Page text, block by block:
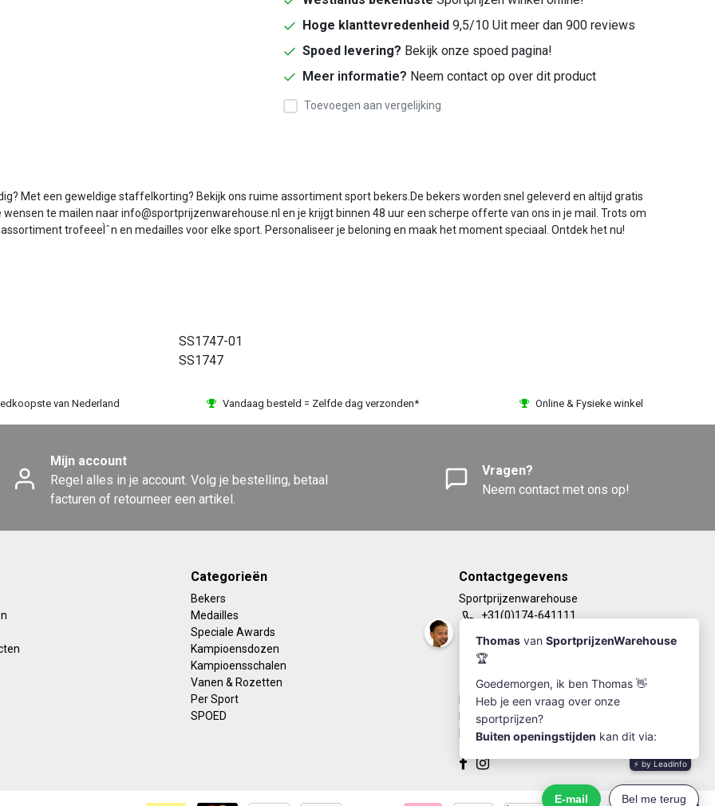
Hoge klanttevredenheid 9,5/10 Uit meer dan 900 reviews
Spoed levering? Bekijk onze spoed pagina!
Meer informatie? Neem contact op over dit product
Toevoegen aan vergelijking
Met een geweldige staffelkorting? Bekijk ons ruime assortiment sport bekers.De bekers worden snel geleverd en altijd gratis
te mailen naar info@sportprijzenwarehouse.nl en je krijgt binnen 48 uur een scherpe offerte van ons in je mail. Trots om
trofeeeÌˆn en medailles voor elke sport. Personaliseer je beloning en maak het moment speciaal. Ontdek het nu!
SS1747-01
SS1747
van Nederland Vandaag besteld = Zelfde dag verzonden* Online & Fysieke winkel
Mijn account
Regel alles in je account. Volg je bestelling, betaal
facturen of retourneer een artikel.
Vragen?
Neem contact met ons op!
Categorieën
Bekers
Medailles
Speciale Awards
Kampioensdozen
Kampioensschalen
Vanen & Rozetten
Per Sport
SPOED
Contactgegevens
Sportprijzenwarehouse
+31(0)174-641111
info@sportprijzenwarehouse.nl
Kleine Woerdlaan 19
KvK Number: 63249286
BTW-number: NL002184030B77
Bankrekening: NL67RABO0125923279